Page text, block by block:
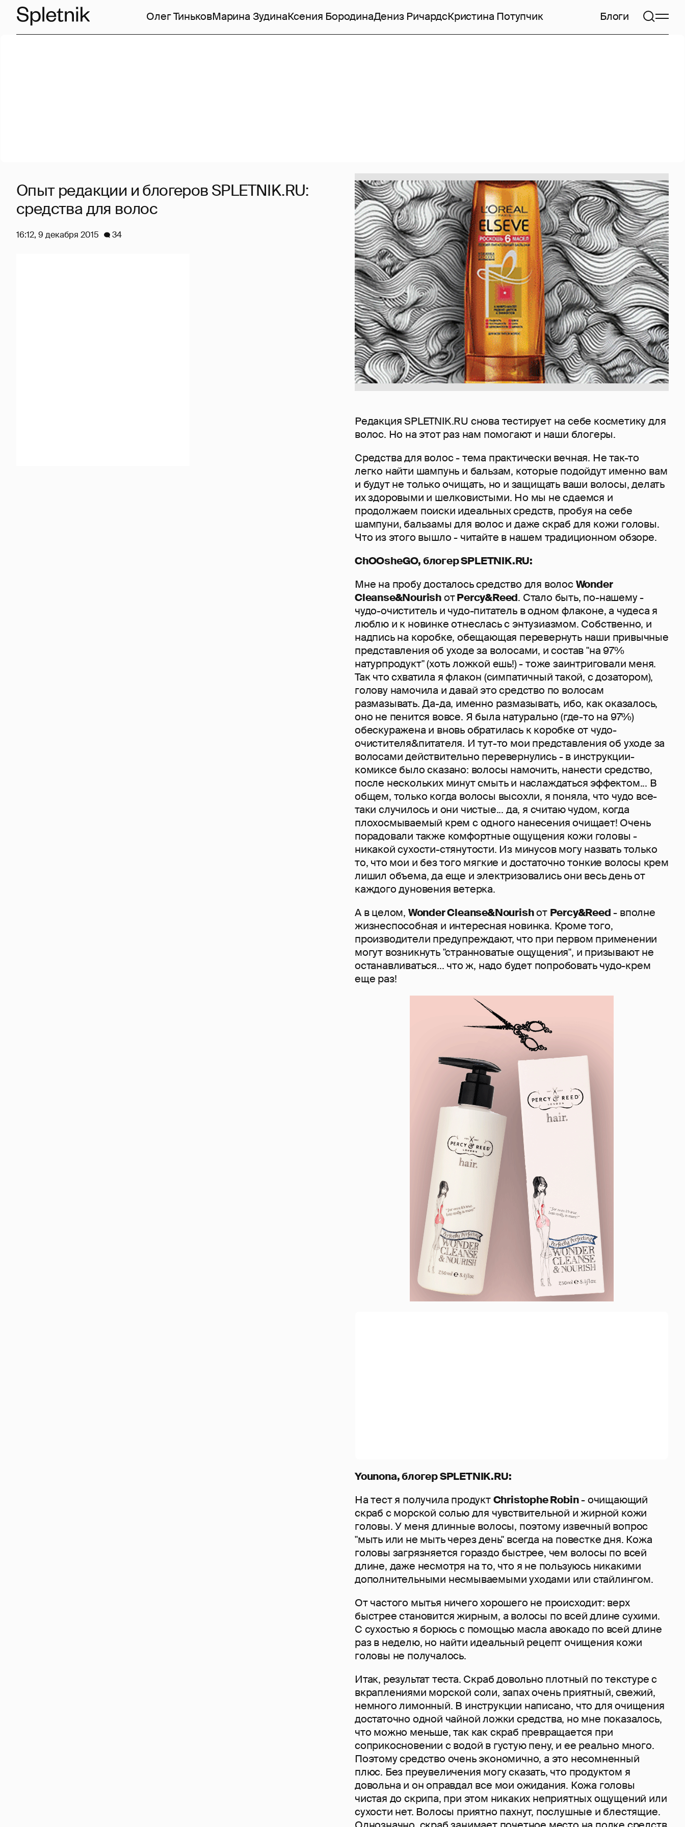
Олег ТиньковМарина ЗудинаКсения БородинаДениз РичардсКристина Потупчик Блоги
Редакция SPLETNIK.RU снова тестирует на себе косметику для
волос. Но на этот раз нам помогают и наши блогеры.
Средства для волос - тема практически вечная. Не так-то
легко найти шампунь и бальзам, которые подойдут именно вам
и будут не только очищать, но и защищать ваши волосы, делать
их здоровыми и шелковистыми. Но мы не сдаемся и
продолжаем поиски идеальных средств, пробуя на себе
шампуни, бальзамы для волос и даже скраб для кожи головы.
Что из этого вышло - читайте в нашем традиционном обзоре.
ChOOsheGO, блогерSPLETNIK.RU:
Мне на пробу досталось средство для волосWonder
Cleanse&NourishотPercy&Reed. Стало быть, по-нашему -
чудо-очиститель и чудо-питатель в одном флаконе, а чудеса я
люблю и к новинке отнеслась с энтузиазмом. Собственно, и
надпись на коробке, обещающая перевернуть наши привычные
представления об уходе за волосами, и состав "на 97%
натурпродукт" (хоть ложкой ешь!) - тоже заинтриговали меня.
Так что схватила я флакон (симпатичный такой, с дозатором),
голову намочила и давай это средство по волосам
размазывать. Да-да, именно размазывать, ибо, как оказалось,
оно не пенится вовсе. Я была натурально (где-то на 97%)
обескуражена и вновь обратилась к коробке от чудо-
очистителя&питателя. И тут-то мои представления об уходе за
волосами действительно перевернулись - в инструкции-
комиксе было сказано: волосы намочить, нанести средство,
после нескольких минут смыть и наслаждаться эффектом... В
общем, только когда волосы высохли, я поняла, что чудо все-
таки случилось и они чистые... да, я считаю чудом, когда
плохосмываемый крем с одного нанесения очищает! Очень
порадовали также комфортные ощущения кожи головы -
никакой сухости-стянутости. Из минусов могу назвать только
то, что мои и без того мягкие и достаточно тонкие волосы крем
лишил объема, да еще и электризовались они весь день от
каждого дуновения ветерка.
А в целом, Wonder Cleanse&Nourishот Percy&Reed- вполне
жизнеспособная и интересная новинка. Кроме того,
производители предупреждают, что при первом применении
могут возникнуть "странноватые ощущения", и призывают не
останавливаться... что ж, надо будет попробовать чудо-крем
еще раз!
Younona, блогерSPLETNIK.RU:
На тест я получила продуктChristophe Robin- очищающий
скраб с морской солью для чувствительной и жирной кожи
головы. У меня длинные волосы, поэтому извечный вопрос
"мыть или не мыть через день" всегда на повестке дня. Кожа
головы загрязняется гораздо быстрее, чем волосы по всей
длине, даже несмотря на то, что я не пользуюсь никакими
дополнительными несмываемыми уходами или стайлингом.
От частого мытья ничего хорошего не происходит: верх
быстрее становится жирным, а волосы по всей длине сухими.
С сухостью я борюсь с помощью масла авокадо по всей длине
раз в неделю, но найти идеальный рецепт очищения кожи
головы не получалось.
Итак, результат теста. Скраб довольно плотный по текстуре с
вкраплениями морской соли, запах очень приятный, свежий,
немного лимонный. В инструкции написано, что для очищения
достаточно одной чайной ложки средства, но мне показалось,
что можно меньше, так как скраб превращается при
соприкосновении с водой в густую пену, и ее реально много.
Поэтому средство очень экономично, а это несомненный
плюс. Без преувеличения могу сказать, что продуктом я
довольна и он оправдал все мои ожидания. Кожа головы
чистая до скрипа, при этом никаких неприятных ощущений или
сухости нет. Волосы приятно пахнут, послушные и блестящие.
Опыт редакции и блогеров SPLETNIK.RU:
средства для волос
16:12, 9 декабря 2015 34